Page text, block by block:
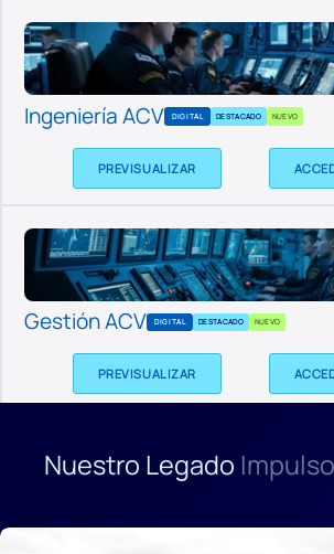
Ingeniería ACV DIGITAL DESTACADO NUEVO
PREVISUALIZAR
Gestión ACV DIGITAL DESTACADO NUEVO
PREVISUALIZAR
Nuestro Legado